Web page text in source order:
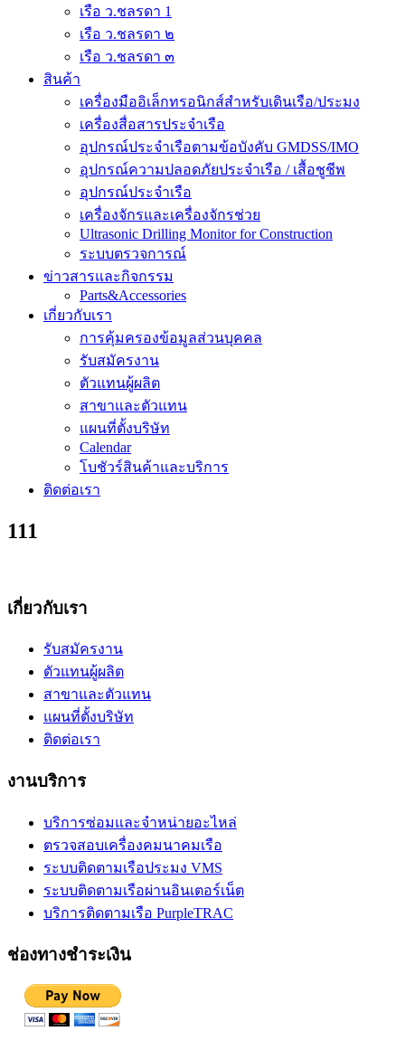
เรือ ว.ชลรดา 1
เรือ ว.ชลรดา ๒
เรือ ว.ชลรดา ๓
สินค้า
เครื่องมืออิเล็กทรอนิกส์สำหรับเดินเรือ/ประมง
เครื่องสื่อสารประจำเรือ
อุปกรณ์ประจำเรือตามข้อบังคับ GMDSS/IMO
อุปกรณ์ความปลอดภัยประจำเรือ / เสื้อชูชีพ
อุปกรณ์ประจำเรือ
เครื่องจักรและเครื่องจักรช่วย
Ultrasonic Drilling Monitor for Construction
ระบบตรวจการณ์
ข่าวสารและกิจกรรม
Parts&Accessories
เกี่ยวกับเรา
การคุ้มครองข้อมูลส่วนบุคคล
รับสมัครงาน
ตัวแทนผู้ผลิต
สาขาและตัวแทน
แผนที่ตั้งบริษัท
Calendar
โบชัวร์สินค้าและบริการ
ติดต่อเรา
111
เกี่ยวกับเรา
รับสมัครงาน
ตัวแทนผู้ผลิต
สาขาและตัวแทน
แผนที่ตั้งบริษัท
ติดต่อเรา
งานบริการ
บริการซ่อมและจำหน่ายอะไหล่
ตรวจสอบเครื่องคมนาคมเรือ
ระบบติดตามเรือประมง VMS
ระบบติดตามเรือผ่านอินเตอร์เน็ต
บริการติดตามเรือ PurpleTRAC
ช่องทางชำระเงิน